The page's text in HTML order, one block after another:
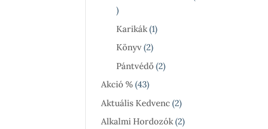
1
Termék
Karikák 11
Könyv 22
Termék
Pántvédő 22
Akció % 4343
Termék
Aktuális Kedvenc 22
Termék
Alkalmi Hordozók 22